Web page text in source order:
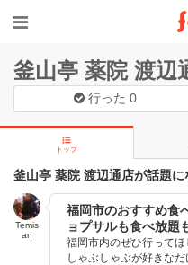
釜山亭 薬院 渡辺
行った0
トップ
釜山亭 薬院 渡辺通店が話題
Temis
an
福岡市のおすすめ食
ョプサルも食べ放題
福岡市内のぜひ行って
しゃぶしゃぶが好きな